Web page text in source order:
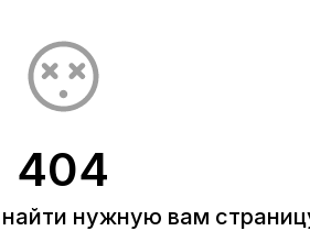
404
нужную вам